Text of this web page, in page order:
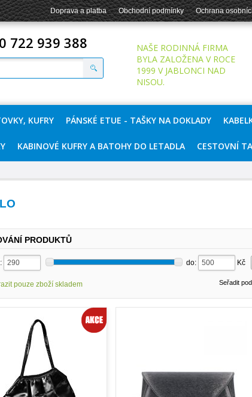
Doprava a platba Obchodní podmínky Ochrana
722 939 388
NAŠE RODINNÁ FIRMA
BYLA ZALOŽENA V ROCE
1999 V JABLONCI NAD
NISOU.
KUFRY PÁNSKÉ ETUE - TAŠKY NA DOKLADY
KABINOVÉ KUFRY A BATOHY DO LETADLA CESTOVNÍ
PRODUKTŮ
do: Kč
pouze zboží skladem Seřadit